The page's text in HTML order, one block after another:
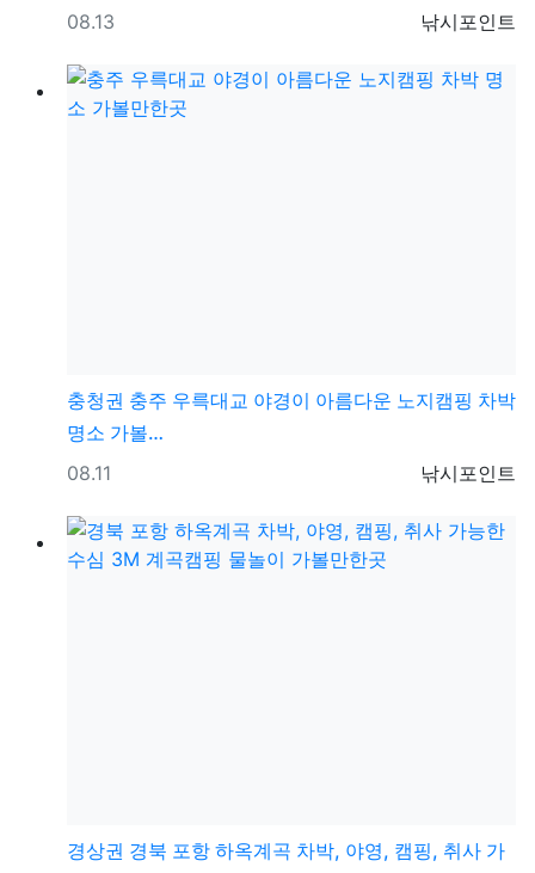
등록자
낚시포인트
등록일
08.13
충청권 충주 우륵대교 야경이 아름다운 노지캠핑 차박
명소 가볼…
등록자
낚시포인트
등록일
08.11
경상권 경북 포항 하옥계곡 차박, 야영, 캠핑, 취사 가